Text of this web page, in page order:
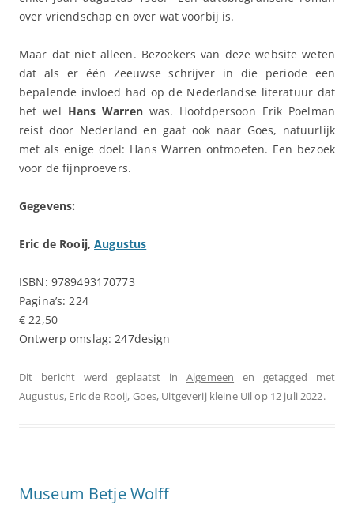
over vriendschap en over wat voorbij is.
Maar dat niet alleen. Bezoekers van deze website weten
dat als er één Zeeuwse schrijver in die periode een
bepalende invloed had op de Nederlandse literatuur dat
het wel Hans Warrenwas. Hoofdpersoon Erik Poelman
reist door Nederland en gaat ook naar Goes, natuurlijk
met als enige doel: Hans Warren ontmoeten. Een bezoek
voor de fijnproevers.
Gegevens:
Eric de Rooij,Augustus
ISBN: 9789493170773
Pagina’s: 224
€ 22,50
Ontwerp omslag: 247design
Dit bericht werd geplaatst in Algemeen en getagged met
Augustus, Eric de Rooij, Goes, Uitgeverij kleine Uilop 12 juli 2022.
Museum Betje Wolff